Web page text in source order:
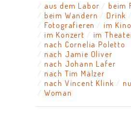
aus dem Labor
beim
beim Wandern
Drink
Fotografieren
im Kino
im Konzert
im
nach Cornelia Poletto
nach Jamie Oliver
nach Johann Lafer
nach Tim Mälzer
nach Vincent Klink
Woman